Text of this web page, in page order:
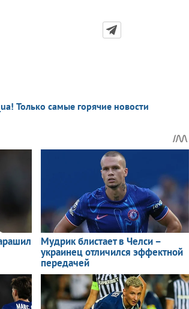
Только самые горячие новости